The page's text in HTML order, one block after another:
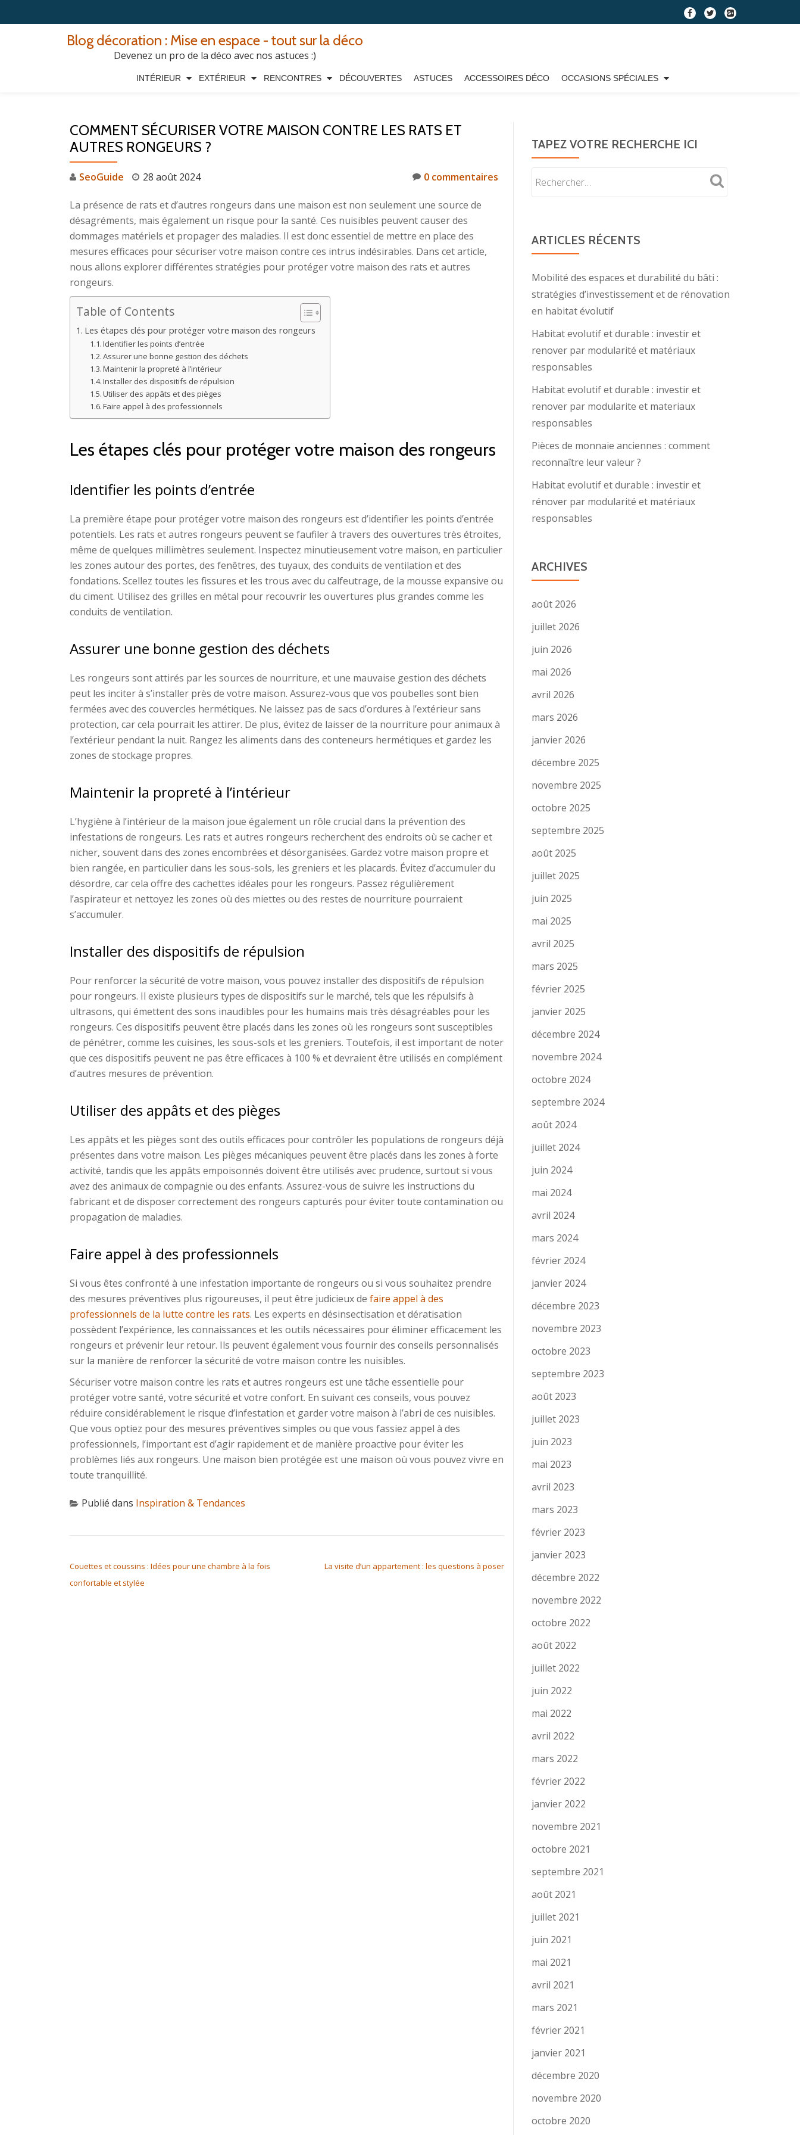
fa-
fa-
fa-
Blog décoration : Mise en espace - tout sur la déco
Devenez un pro de la déco avec nos astuces :)
INTÉRIEUR EXTÉRIEUR RENCONTRES DÉCOUVERTES ASTUCES ACCESSOIRES DÉCO OCCASIONS SPÉCIALES
COMMENT SÉCURISER VOTRE MAISON CONTRE LES RATS ET
AUTRES RONGEURS ?
SeoGuide 28 août 2024 0 commentaires
La présence de rats et d’autres rongeurs dans une maison est non seulement une source de
désagréments, mais également un risque pour la santé. Ces nuisibles peuvent causer des
dommages matériels et propager des maladies. Il est donc essentiel de mettre en place des
mesures efficaces pour sécuriser votre maison contre ces intrus indésirables. Dans cet article,
nous allons explorer différentes stratégies pour protéger votre maison des rats et autres
rongeurs.
Table of Contents
Les étapes clés pour protéger votre maison des rongeurs
Identifier les points d’entrée
Assurer une bonne gestion des déchets
Maintenir la propreté à l’intérieur
Installer des dispositifs de répulsion
Utiliser des appâts et des pièges
Faire appel à des professionnels
Les étapes clés pour protéger votre maison des rongeurs
Identifier les points d’entrée
La première étape pour protéger votre maison des rongeurs est d’identifier les points d’entrée
potentiels. Les rats et autres rongeurs peuvent se faufiler à travers des ouvertures très étroites,
même de quelques millimètres seulement. Inspectez minutieusement votre maison, en particulier
les zones autour des portes, des fenêtres, des tuyaux, des conduits de ventilation et des
fondations. Scellez toutes les fissures et les trous avec du calfeutrage, de la mousse expansive ou
du ciment. Utilisez des grilles en métal pour recouvrir les ouvertures plus grandes comme les
conduits de ventilation.
Assurer une bonne gestion des déchets
Les rongeurs sont attirés par les sources de nourriture, et une mauvaise gestion des déchets
peut les inciter à s’installer près de votre maison. Assurez-vous que vos poubelles sont bien
fermées avec des couvercles hermétiques. Ne laissez pas de sacs d’ordures à l’extérieur sans
protection, car cela pourrait les attirer. De plus, évitez de laisser de la nourriture pour animaux à
l’extérieur pendant la nuit. Rangez les aliments dans des conteneurs hermétiques et gardez les
zones de stockage propres.
Maintenir la propreté à l’intérieur
L’hygiène à l’intérieur de la maison joue également un rôle crucial dans la prévention des
infestations de rongeurs. Les rats et autres rongeurs recherchent des endroits où se cacher et
nicher, souvent dans des zones encombrées et désorganisées. Gardez votre maison propre et
bien rangée, en particulier dans les sous-sols, les greniers et les placards. Évitez d’accumuler du
désordre, car cela offre des cachettes idéales pour les rongeurs. Passez régulièrement
l’aspirateur et nettoyez les zones où des miettes ou des restes de nourriture pourraient
s’accumuler.
Installer des dispositifs de répulsion
Pour renforcer la sécurité de votre maison, vous pouvez installer des dispositifs de répulsion
pour rongeurs. Il existe plusieurs types de dispositifs sur le marché, tels que les répulsifs à
ultrasons, qui émettent des sons inaudibles pour les humains mais très désagréables pour les
rongeurs. Ces dispositifs peuvent être placés dans les zones où les rongeurs sont susceptibles
de pénétrer, comme les cuisines, les sous-sols et les greniers. Toutefois, il est important de noter
que ces dispositifs peuvent ne pas être efficaces à 100 % et devraient être utilisés en complément
d’autres mesures de prévention.
Utiliser des appâts et des pièges
Les appâts et les pièges sont des outils efficaces pour contrôler les populations de rongeurs déjà
présentes dans votre maison. Les pièges mécaniques peuvent être placés dans les zones à forte
activité, tandis que les appâts empoisonnés doivent être utilisés avec prudence, surtout si vous
avez des animaux de compagnie ou des enfants. Assurez-vous de suivre les instructions du
fabricant et de disposer correctement des rongeurs capturés pour éviter toute contamination ou
propagation de maladies.
Faire appel à des professionnels
Si vous êtes confronté à une infestation importante de rongeurs ou si vous souhaitez prendre
des mesures préventives plus rigoureuses, il peut être judicieux de faire appel à des
professionnels de la lutte contre les rats. Les experts en désinsectisation et dératisation
possèdent l’expérience, les connaissances et les outils nécessaires pour éliminer efficacement les
rongeurs et prévenir leur retour. Ils peuvent également vous fournir des conseils personnalisés
sur la manière de renforcer la sécurité de votre maison contre les nuisibles.
Sécuriser votre maison contre les rats et autres rongeurs est une tâche essentielle pour
protéger votre santé, votre sécurité et votre confort. En suivant ces conseils, vous pouvez
réduire considérablement le risque d’infestation et garder votre maison à l’abri de ces nuisibles.
Que vous optiez pour des mesures préventives simples ou que vous fassiez appel à des
professionnels, l’important est d’agir rapidement et de manière proactive pour éviter les
problèmes liés aux rongeurs. Une maison bien protégée est une maison où vous pouvez vivre en
toute tranquillité.
Publié dans Inspiration & Tendances
Couettes et coussins : Idées pour une chambre à la fois
confortable et stylée
La visite d’un appartement : les questions à poser
TAPEZ VOTRE RECHERCHE ICI
ARTICLES RÉCENTS
Mobilité des espaces et durabilité du bâti :
stratégies d’investissement et de rénovation
en habitat évolutif
Habitat evolutif et durable : investir et
renover par modularité et matériaux
responsables
Habitat evolutif et durable : investir et
renover par modularite et materiaux
responsables
Pièces de monnaie anciennes : comment
reconnaître leur valeur ?
Habitat evolutif et durable : investir et
rénover par modularité et matériaux
responsables
ARCHIVES
août 2026
juillet 2026
juin 2026
mai 2026
avril 2026
mars 2026
janvier 2026
décembre 2025
novembre 2025
octobre 2025
septembre 2025
août 2025
juillet 2025
juin 2025
mai 2025
avril 2025
mars 2025
février 2025
janvier 2025
décembre 2024
novembre 2024
octobre 2024
septembre 2024
août 2024
juillet 2024
juin 2024
mai 2024
avril 2024
mars 2024
février 2024
janvier 2024
décembre 2023
novembre 2023
octobre 2023
septembre 2023
août 2023
juillet 2023
juin 2023
mai 2023
avril 2023
mars 2023
février 2023
janvier 2023
décembre 2022
novembre 2022
octobre 2022
août 2022
juillet 2022
juin 2022
mai 2022
avril 2022
mars 2022
février 2022
janvier 2022
novembre 2021
octobre 2021
septembre 2021
août 2021
juillet 2021
juin 2021
mai 2021
avril 2021
mars 2021
février 2021
janvier 2021
décembre 2020
novembre 2020
octobre 2020